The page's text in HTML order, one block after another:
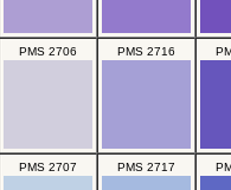
PMS 2706 PMS 2716
PMS 2707 PMS 2717